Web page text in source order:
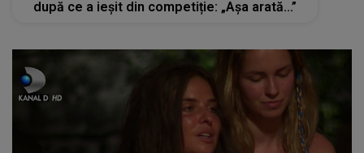
după ce a ieșit din competiție: „Așa arată...”